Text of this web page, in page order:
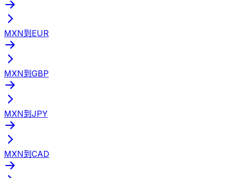
MXN到EUR
MXN到GBP
MXN到JPY
MXN到CAD